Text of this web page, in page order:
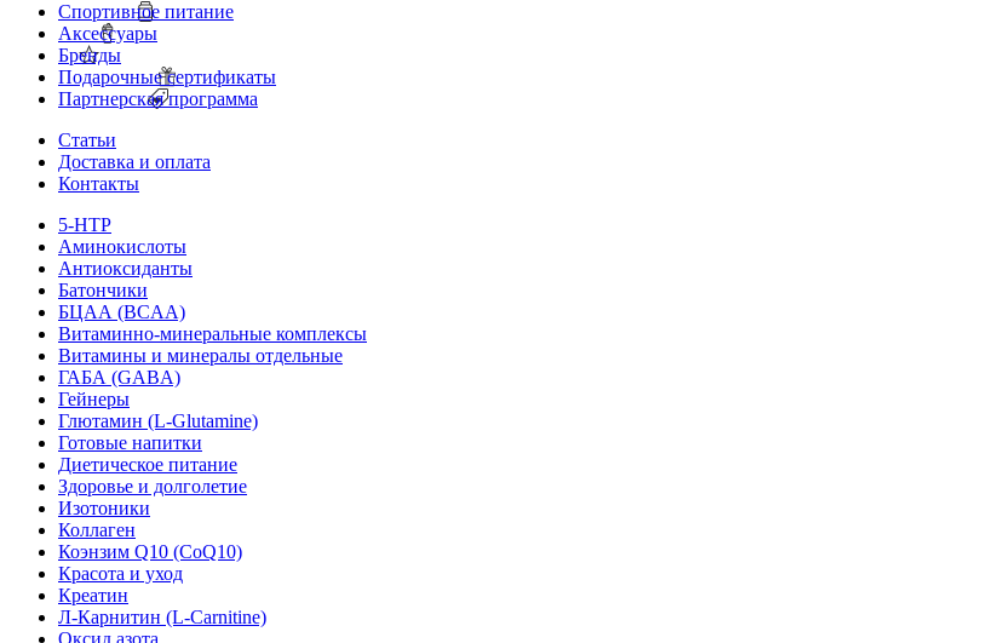
Спортивное питание
Аксессуары
Бренды
Подарочные сертификаты
Партнерская программа
Статьи
Доставка и оплата
Контакты
5-HTP
Аминокислоты
Антиоксиданты
Батончики
БЦАА (BCAA)
Витаминно-минеральные комплексы
Витамины и минералы отдельные
ГАБА (GABA)
Гейнеры
Глютамин (L-Glutamine)
Готовые напитки
Диетическое питание
Здоровье и долголетие
Изотоники
Коллаген
Коэнзим Q10 (CoQ10)
Красота и уход
Креатин
Л-Карнитин (L-Сarnitine)
Оксид азота